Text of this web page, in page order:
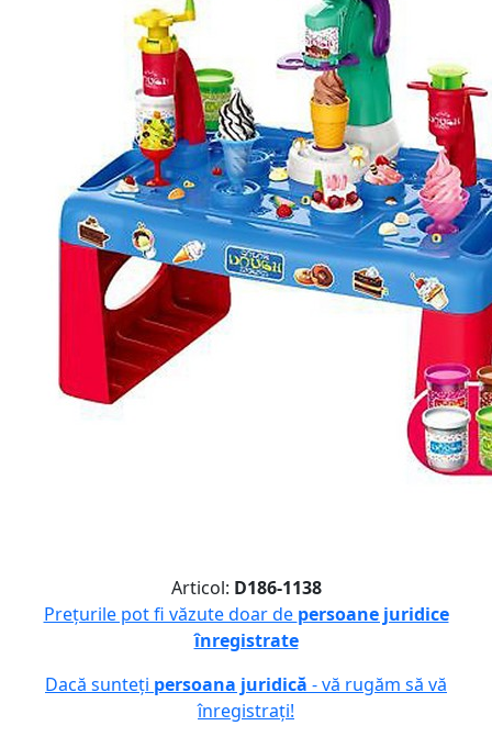
Articol: D186-1138
Prețurile pot fi văzute doar de persoane juridice
înregistrate
Dacă sunteți persoana juridică - vă rugăm să vă
înregistrați!